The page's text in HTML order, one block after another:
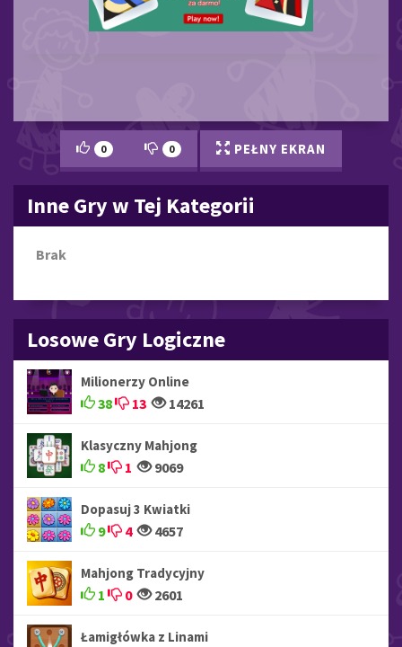
0 0 PEŁNY EKRAN
Inne Gry w Tej Kategorii
Brak
Losowe Gry Logiczne
Milionerzy Online
38 13 14261
Klasyczny Mahjong
8 1 9069
Dopasuj 3 Kwiatki
9 4 4657
Mahjong Tradycyjny
1 0 2601
Łamigłówka z Linami